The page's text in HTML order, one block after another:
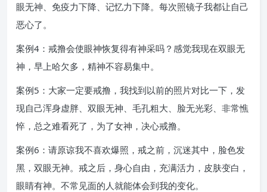
眼无神、免疫力下降、记忆力下降。每次照镜子我都让自己
恶心了。
案例4：戒撸会使眼神恢复得有神采吗？感觉我现在双眼无
神，早上哈欠多，精神不容易集中。
案例5：大家一定要戒撸，我找到以前的照片对比一下，发
现自己浑身虚胖、双眼无神、毛孔粗大、脸无光彩、非常憔
悴，总之难看死了，为了女神，决心戒撸。
案例6：请原谅我不喜欢爆照，戒之前，沉迷其中，脸色发
黑，双眼无神。戒之后，身心自由，充满活力，皮肤变白，
眼睛有神。不常见面的人就能体会到我的变化。